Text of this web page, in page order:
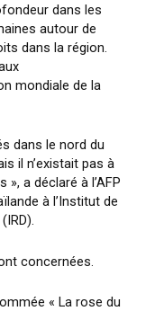
dans les
autour de
dans la région.
mondiale de la
dans le nord du
il n’existait pas à
», a déclaré à l’AFP
à l’Institut de
concernées.
« La rose du